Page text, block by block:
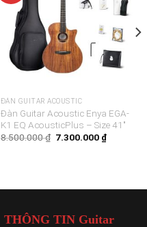
ĐÀN GUITAR ACOUSTIC
Đàn Guitar Acoustic Enya EGA-
K1 EQ AcousticPlus – Size 41″
8.500.000₫ Giá
7.300.000 ₫Giá
hiện
THÔNG TIN Guitar